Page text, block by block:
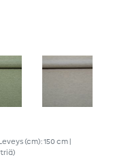
(cm): 150 cm |
)